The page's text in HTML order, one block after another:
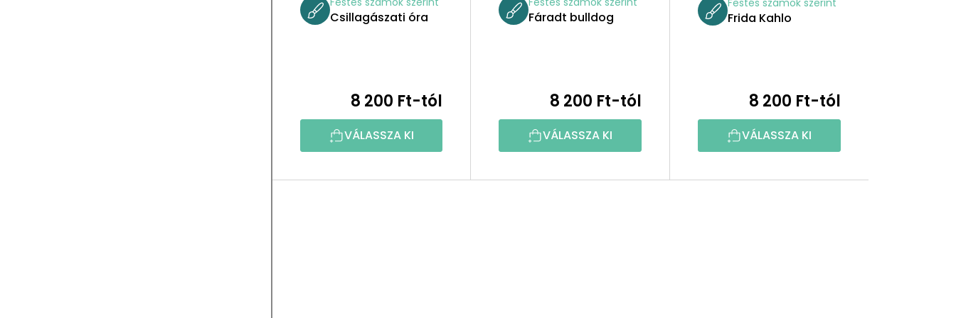
Csillagászati óra
8 200 Ft-tól
VÁLASSZA KI
Fáradt bulldog
8 200 Ft-tól
VÁLASSZA KI
Frida Kahlo
8 200 Ft-tól
VÁLASSZA KI